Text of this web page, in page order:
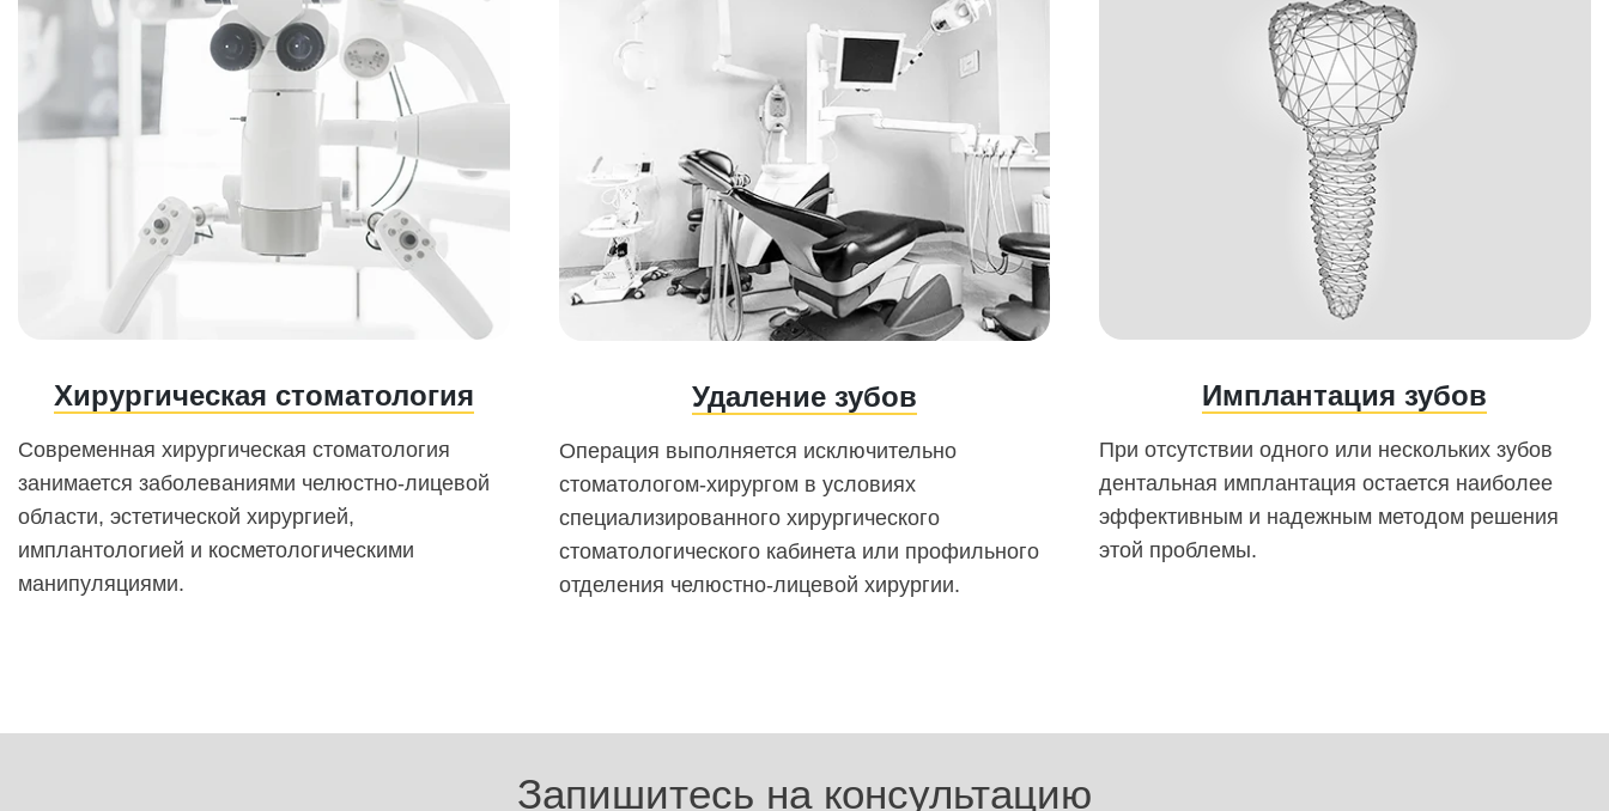
Хирургическая стоматология
Современная хирургическая стоматология
занимается заболеваниями челюстно-лицевой
области, эстетической хирургией,
имплантологией и косметологическими
манипуляциями.
Удаление зубов
Операция выполняется исключительно
стоматологом-хирургом в условиях
специализированного хирургического
стоматологического кабинета или профильного
отделения челюстно-лицевой хирургии.
Имплантация зубов
При отсутствии одного или нескольких зубов
дентальная имплантация остается наиболее
эффективным и надежным методом решения
этой проблемы.
Запишитесь на консультацию